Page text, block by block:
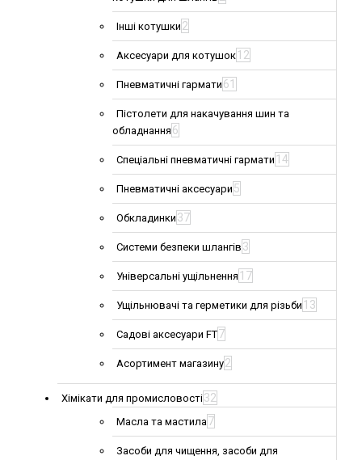
Інші котушки 2
Аксесуари для котушок 12
Пневматичні гармати 61
Пістолети для накачування шин та
обладнання 6
Спеціальні пневматичні гармати 14
Пневматичні аксесуари 5
Обкладинки 37
Системи безпеки шлангів 3
Універсальні ущільнення 17
Ущільнювачі та герметики для різьби 13
Садові аксесуари FT7
Асортимент магазину2
Хімікати для промисловості32
Масла та мастила7
Засоби для чищення, засоби для